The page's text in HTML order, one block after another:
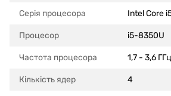
Серія процесора Intel Core
Процесор i5-8350U
Частота процесора 1,7 - 3,6 ГГц
Кількість ядер 4